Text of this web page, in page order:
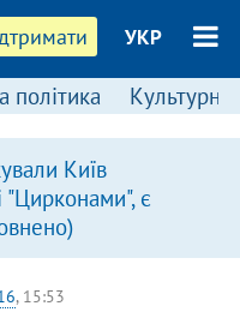
УКР
політика Культурні
Київ
"Цирконами", є
, 15:53